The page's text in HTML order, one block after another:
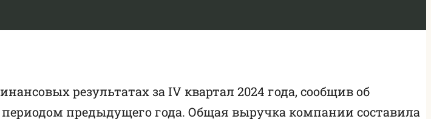
результатах за IV квартал 2024 года, сообщив об
предыдущего года. Общая выручка компании составила